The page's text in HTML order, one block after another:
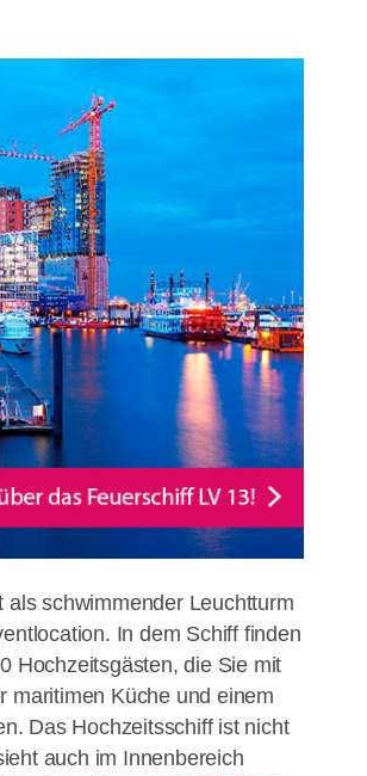
als schwimmender Leuchtturm
In dem Schiff finden
Hochzeitsgästen, die Sie mit
maritimen Küche und einem
Das Hochzeitsschiff ist nicht
auch im Innenbereich